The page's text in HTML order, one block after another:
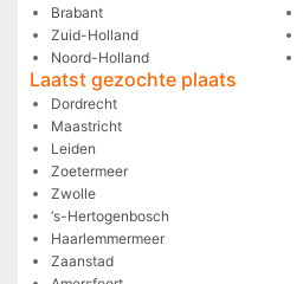
Brabant
Zuid-Holland
Noord-Holland
Laatst gezochte plaats
Dordrecht
Maastricht
Leiden
Zoetermeer
Zwolle
‘s-Hertogenbosch
Haarlemmermeer
Zaanstad